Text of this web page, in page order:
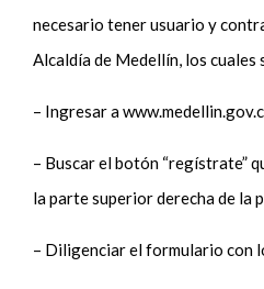
necesario tener usuario y
Alcaldía de Medellín, los cuales
– Ingresar a
– Buscar el botón “regístrate”
la parte superior derecha de la
– Diligenciar el formulario con